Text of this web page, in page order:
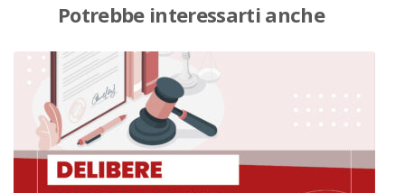
Potrebbe interessarti anche